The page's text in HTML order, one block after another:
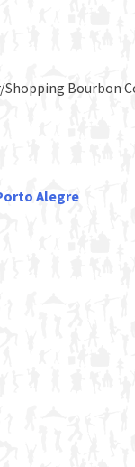
Shopping Bourbon
Alegre